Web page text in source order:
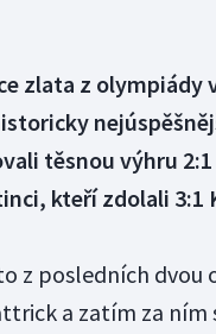
zlata z
těsnou výhru
kteří zdolali 3:1
z posledních dvou
a zatím za ním